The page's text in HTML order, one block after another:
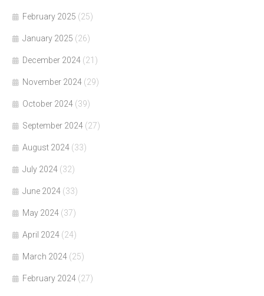
February 2025 (25)
January 2025 (26)
December 2024 (21)
November 2024 (29)
October 2024 (39)
September 2024 (27)
August 2024 (33)
July 2024 (32)
June 2024 (33)
May 2024 (37)
April 2024 (24)
March 2024 (25)
February 2024 (27)